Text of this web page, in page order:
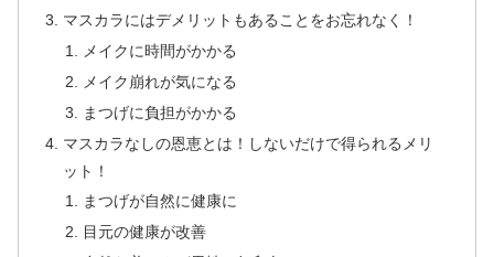
マスカラにはデメリットもあることをお忘れなく！
メイクに時間がかかる
メイク崩れが気になる
まつげに負担がかかる
マスカラなしの恩恵とは！しないだけで得られるメリ
ット！
まつげが自然に健康に
目元の健康が改善